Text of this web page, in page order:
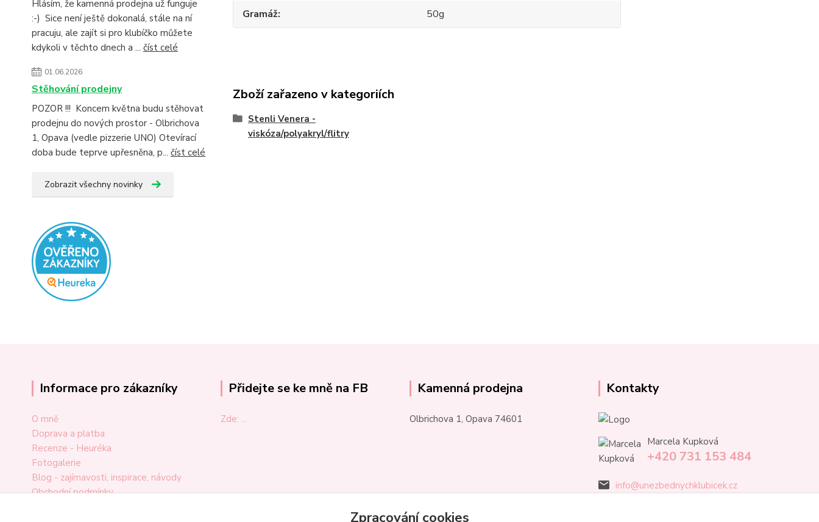
Hlásím, že kamenná prodejna už funguje
:-) Sice není ještě dokonalá, stále na ní
pracuju, ale zajít si pro klubíčko můžete
kdykoli v těchto dnech a ... číst celé
01.06.2026
Stěhování prodejny
POZOR !!! Koncem května budu stěhovat
prodejnu do nových prostor - Olbrichova
1, Opava (vedle pizzerie UNO) Otevírací
doba bude teprve upřesněna, p... číst celé
Zobrazit všechny novinky
Gramáž
50g
Zboží zařazeno v kategoriích
Stenli Venera -
viskóza/polyakryl/flitry
Informace pro zákazníky
O mně
Doprava a platba
Recenze - Heuréka
Fotogalerie
Blog - zajímavosti, inspirace, návody
Obchodní podmínky
Přidejte se ke mně na FB
Zde: ...
Kamenná prodejna
Olbrichova 1, Opava 74601
Kontakty
Marcela Kupková
+420 731 153 484
info@unezbednychklubicek.cz
Zpracování cookies